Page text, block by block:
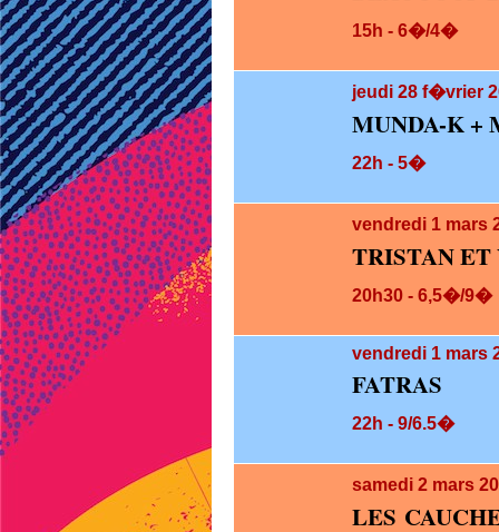
15h - 6�/4�
jeudi 28 f�vrier
MUNDA-K +
22h - 5�
vendredi 1 mars
TRISTAN ET
20h30 - 6,5�/9�
vendredi 1 mars
FATRAS
22h - 9/6.5�
samedi 2 mars
LES